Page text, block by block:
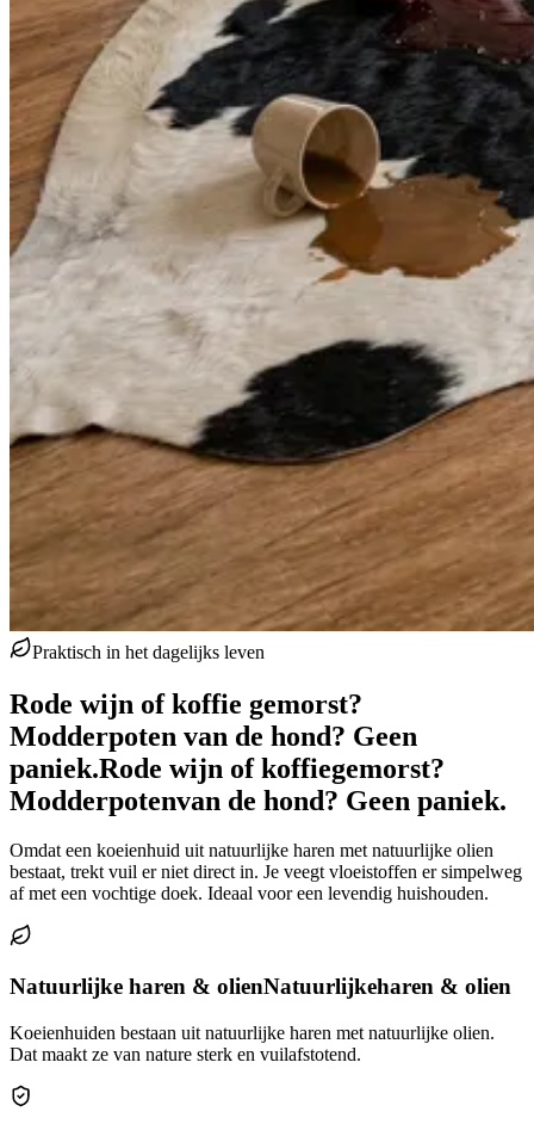
Praktisch in het dagelijks leven
Rode wijn of koffie gemorst?
Modderpoten van de hond? Geen
paniek.Rode wijn of koffiegemorst?
Modderpotenvan de hond? Geen paniek.
Omdat een koeienhuid uit natuurlijke haren met natuurlijke olien
bestaat, trekt vuil er niet direct in. Je veegt vloeistoffen er simpelweg
af met een vochtige doek. Ideaal voor een levendig huishouden.
Natuurlijke haren & olienNatuurlijkeharen & olien
Koeienhuiden bestaan uit natuurlijke haren met natuurlijke olien.
Dat maakt ze van nature sterk en vuilafstotend.